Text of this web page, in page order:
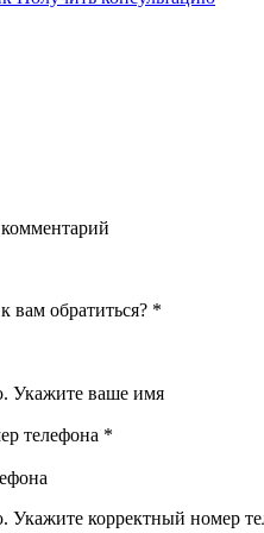
вам обратиться? *
Укажите ваше имя
телефона *
Укажите корректный номер